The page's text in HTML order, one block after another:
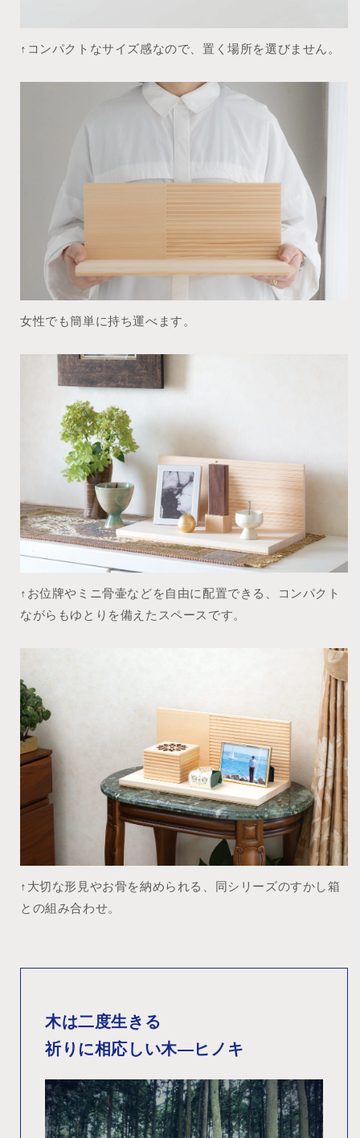
↑コンパクトなサイズ感なので、置く場所を選びません。
女性でも簡単に持ち運べます。
↑お位牌やミニ骨壷などを自由に配置できる、コンパクト
ながらもゆとりを備えたスペースです。
↑大切な形見やお骨を納められる、同シリーズのすかし箱
との組み合わせ。
木は二度生きる
祈りに相応しい木―ヒノキ